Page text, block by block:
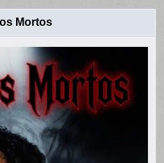
Mortos